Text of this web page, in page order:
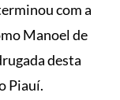
com a
Manoel de
desta
Piauí.